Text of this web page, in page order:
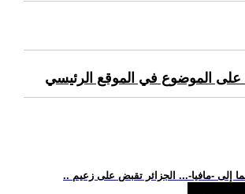
على الموضوع في الموقع الرئيسي
إلى -مافيا-... الجزائر تقبض على زعيم